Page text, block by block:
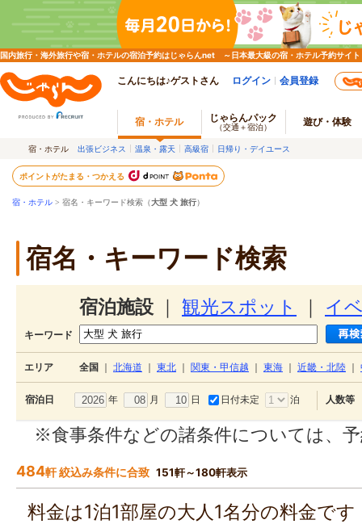
国内旅行・海外旅行や宿・ホテルの宿泊予約はじゃらんnet ～日本最大級の宿・ホテル予約サイト
こんにちは♪ゲストさん ログイン 会員登録
宿・ホテル じゃらんパック
（交通＋宿泊） 遊び・体験
宿・ホテル 出張ビジネス 温泉・露天 高級宿 日帰り・デイユース
ポイントがたまる・つかえる
宿・ホテル > 宿名・キーワード検索（大型 犬 旅行）
宿名・キーワード検索
宿泊施設 観光スポット イ
キーワード
エリア 全国 北海道 東北 関東・甲信越 東海 近畿・北陸
宿泊日 年 月 日 日付未定 泊 人数等
※食事条件などの諸条件については、
484軒 絞込み条件に合致 151軒～180軒表示
料金は1泊1部屋の大人1名分の料金で